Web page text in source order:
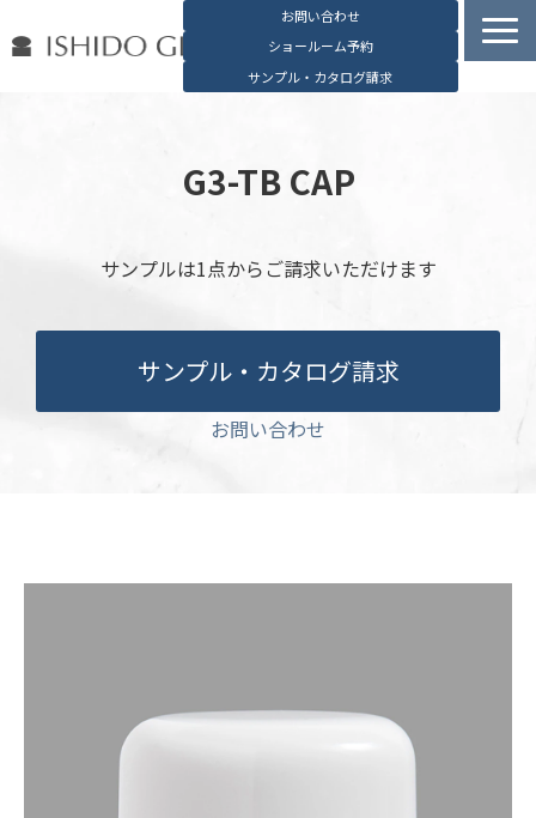
お問い合わせ
ショールーム予約
サンプル・カタログ請求
石堂硝子の特長
お役立ち資料
ブログ
会社概要
English
G3-TB CAP
サンプルは1点からご請求いただけます
サンプル・カタログ請求
お問い合わせ